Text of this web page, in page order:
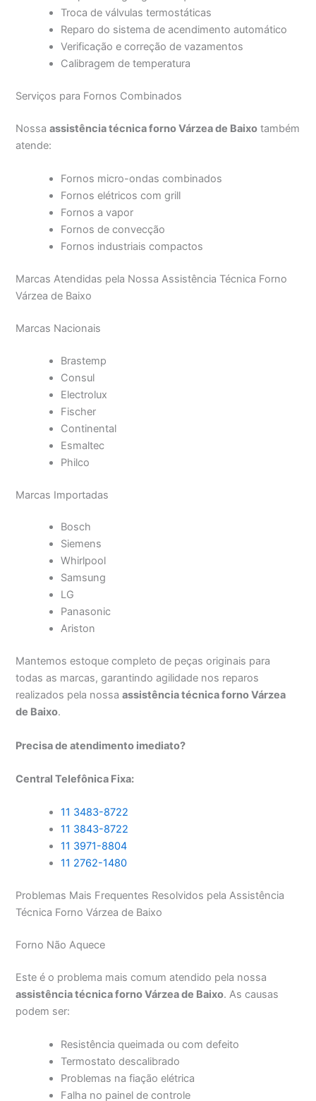
Troca de válvulas termostáticas
Reparo do sistema de acendimento automático
Verificação e correção de vazamentos
Calibragem de temperatura
Serviços para Fornos Combinados
Nossaassistência técnica forno Várzea de Baixo também
atende:
Fornos micro-ondas combinados
Fornos elétricos com grill
Fornos a vapor
Fornos de convecção
Fornos industriais compactos
Marcas Atendidas pela Nossa Assistência Técnica Forno
Várzea de Baixo
Marcas Nacionais
Brastemp
Consul
Electrolux
Fischer
Continental
Esmaltec
Philco
Marcas Importadas
Bosch
Siemens
Whirlpool
Samsung
LG
Panasonic
Ariston
Mantemos estoque completo de peças originais para
todas as marcas, garantindo agilidade nos reparos
realizados pela nossaassistência técnica forno Várzea
de Baixo.
Precisa de atendimento imediato?
Central Telefônica Fixa:
11 3483-8722
11 3843-8722
11 3971-8804
11 2762-1480
Problemas Mais Frequentes Resolvidos pela Assistência
Técnica Forno Várzea de Baixo
Forno Não Aquece
Este é o problema mais comum atendido pela nossa
assistência técnica forno Várzea de Baixo. As causas
podem ser:
Resistência queimada ou com defeito
Termostato descalibrado
Problemas na fiação elétrica
Falha no painel de controle